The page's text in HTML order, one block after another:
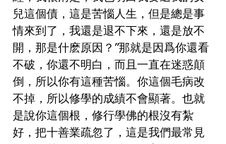
兒這個債，這是苦惱人生，但是總是事
情來到了，我還是退不下來，還是放不
開，那是什麽原因？”那就是因爲你還看
不破，你還不明白，而且一直在迷惑顛
倒，所以你有這種苦惱。你這個毛病改
不掉，所以修學的成績不會顯著。也就
是說你這個根，修行學佛的根沒有紮
好，把十善業疏忽了，這是我們最常見